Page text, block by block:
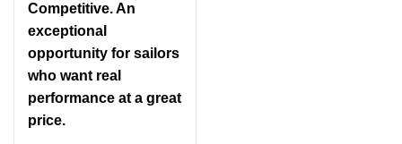
Competitive. An
exceptional
opportunity for sailors
who want real
performance at a great
price.